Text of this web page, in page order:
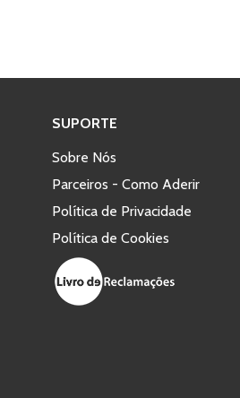
SUPORTE
Sobre Nós
Parceiros - Como Aderir
Política de Privacidade
Política de Cookies